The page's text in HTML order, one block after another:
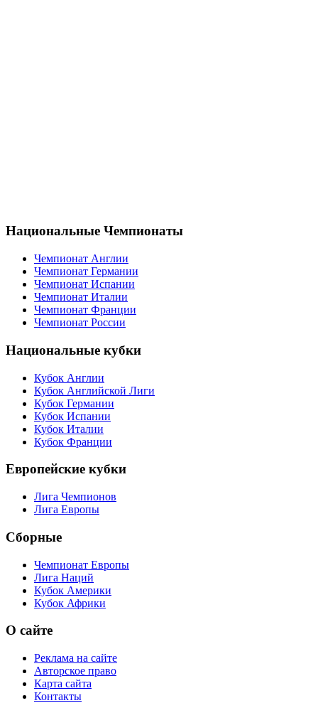
Национальные Чемпионаты
Чемпионат Англии
Чемпионат Германии
Чемпионат Испании
Чемпионат Италии
Чемпионат Франции
Чемпионат России
Национальные кубки
Кубок Англии
Кубок Английской Лиги
Кубок Германии
Кубок Испании
Кубок Италии
Кубок Франции
Европейские кубки
Лига Чемпионов
Лига Европы
Сборные
Чемпионат Европы
Лига Наций
Кубок Америки
Кубок Африки
О сайте
Реклама на сайте
Авторское право
Карта сайта
Контакты